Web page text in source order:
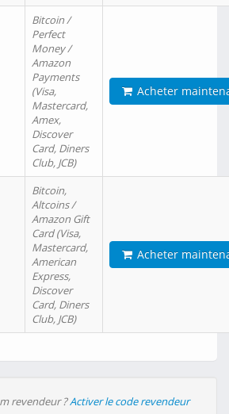
Bitcoin /
Perfect
Money /
Amazon
Payments
(Visa,
Mastercard,
Amex,
Discover
Card, Diners
Club, JCB)
Acheter
Bitcoin,
Altcoins /
Amazon Gift
Card (Visa,
Mastercard,
American
Express,
Discover
Card, Diners
Club, JCB)
Acheter
revendeur ?Activer le code revendeur